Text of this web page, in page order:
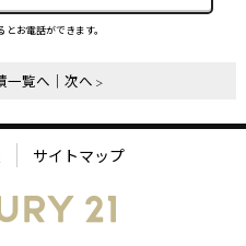
お電話ができます。
一覧へ 次へ
サイトマップ